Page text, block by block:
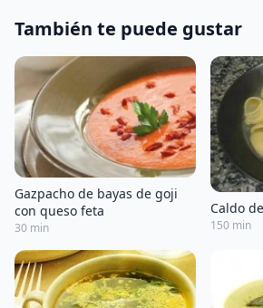
También te puede gustar
Gazpacho de bayas de goji
con queso feta
30 min
Caldo
150 min